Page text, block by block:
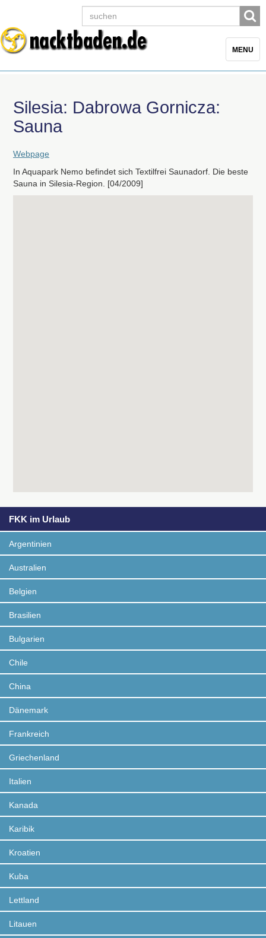
Toggle
MENU
Silesia: Dabrowa Gornicza:
Sauna
Webpage
In Aquapark Nemo befindet sich Textilfrei Saunadorf. Die beste
Sauna in Silesia-Region. [04/2009]
FKK im Urlaub
Argentinien
Australien
Belgien
Brasilien
Bulgarien
Chile
China
Dänemark
Frankreich
Griechenland
Italien
Kanada
Karibik
Kroatien
Kuba
Lettland
Litauen